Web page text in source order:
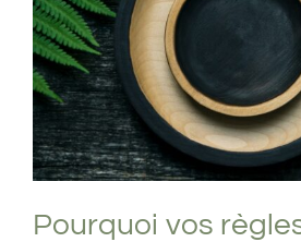
Pourquoi vos règles
pendant le
Jeûne
Pourquoi vos